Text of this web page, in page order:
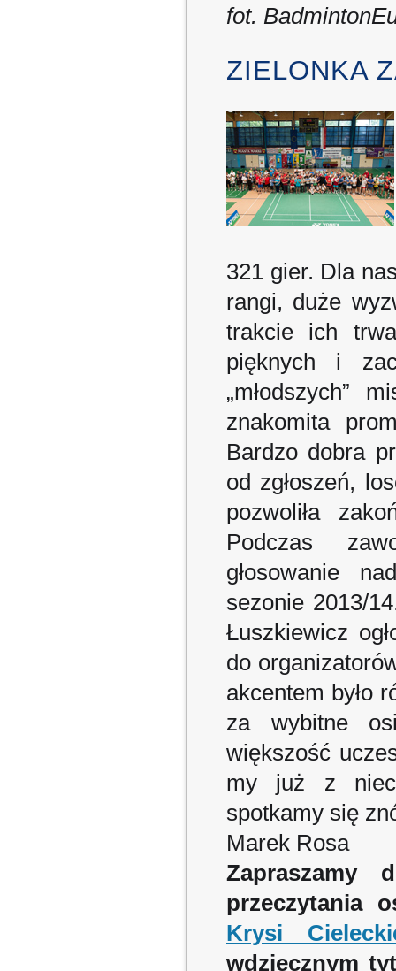
fot.
ZIELONKA
321 gier. Dla
rangi, duże
trakcie ich
pięknych i
„młodszych”
znakomita
Bardzo dobra
od zgłoszeń,
pozwoliła
Podczas
głosowanie
sezonie 2013/
Łuszkiewicz
do
akcentem było
za wybitne
większość
my już z
spotkamy się
Marek Rosa
przeczytania
Krysi
wdzięcznym